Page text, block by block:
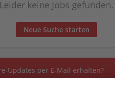
Leider keine Jobs gefunden.
Neue Suche starten
Updates per E-Mail erhalten?